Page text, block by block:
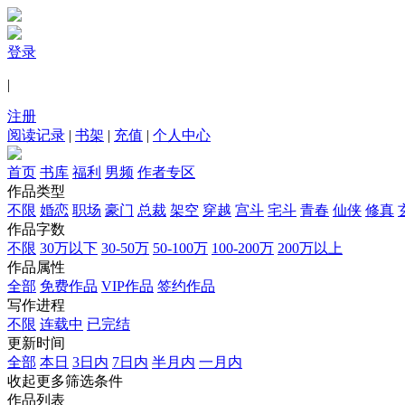
登录
|
注册
阅读记录 | 书架 | 充值 | 个人中心
首页 书库 福利 男频 作者专区
作品类型
不限 婚恋 职场 豪门 总裁 架空 穿越 宫斗 宅斗 青春 仙侠 修真
作品字数
不限 30万以下 30-50万 50-100万 100-200万 200万以上
作品属性
全部 免费作品 VIP作品 签约作品
写作进程
不限 连载中 已完结
更新时间
全部 本日 3日内 7日内 半月内 一月内
收起更多筛选条件
作品列表